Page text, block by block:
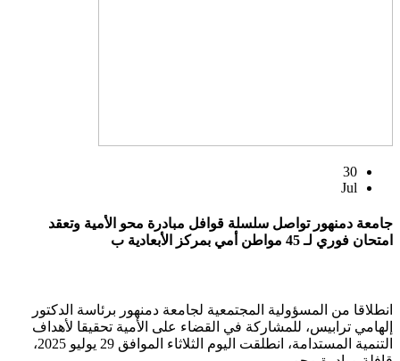
30
Jul
جامعة دمنهور تواصل سلسلة قوافل مبادرة محو الأمية وتعقد
امتحان فوري لـ 45 مواطن أمي بمركز الأبعادية ب
انطلاقا من المسؤولية المجتمعية لجامعة دمنهور برئاسة الدكتور
إلهامي ترابيس، للمشاركة في القضاء على الأمية تحقيقا لأهداف
التنمية المستدامة، انطلقت اليوم الثلاثاء الموافق 29 يوليو 2025،